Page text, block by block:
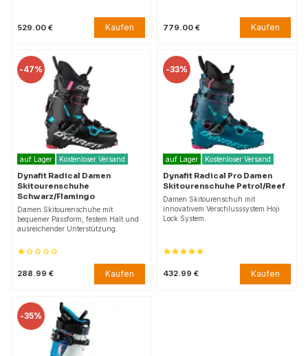
529.00 € Kaufen 779.00 € Kaufen
-47%
auf Lager Kostenloser Versand
Dynafit Radical Damen
Skitourenschuhe
Schwarz/Flamingo
Damen Skitourenschuhe mit
bequemer Passform, festem Halt und
ausreichender Unterstützung.
288.99 € Kaufen
-33%
auf Lager Kostenloser Versand
Dynafit Radical Pro Damen
Skitourenschuhe Petrol/Reef
Damen Skitourenschuh mit
innovativem Verschlusssystem Hoji
Lock System.
432.99 € Kaufen
-35%